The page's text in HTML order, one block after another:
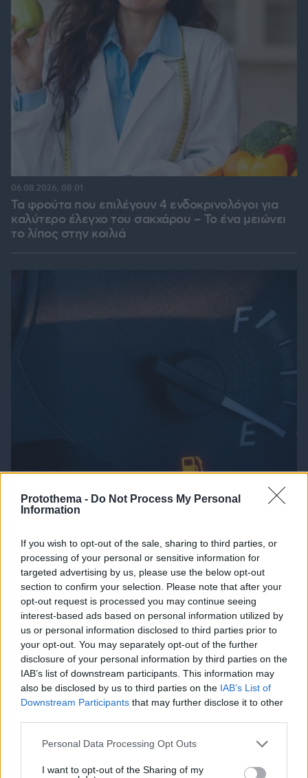
Protothema - Do Not Process My Personal
Information
If you wish to opt-out of the sale, sharing to third parties, or
processing of your personal or sensitive information for
targeted advertising by us, please use the below opt-out
section to confirm your selection. Please note that after your
opt-out request is processed you may continue seeing
interest-based ads based on personal information utilized by
us or personal information disclosed to third parties prior to
your opt-out. You may separately opt-out of the further
disclosure of your personal information by third parties on the
IAB’s list of downstream participants. This information may
also be disclosed by us to third parties on the IAB’s List of
Downstream Participants that may further disclose it to other
Please note that this website/app uses one or more Google
not limited to your visit or usage behaviour. You may click to
Personal Data Processing Opt Outs
I want to opt-out of the Sharing of my
Τα φρούτα που επιλέγουν 4 ενδοκρινολόγοι για
καλύτερο έλεγχο του σακχάρου – Το ένα μειώνει
το λίπος στην κοιλιά
06.08.2026, 08:01
Ποιο αυτοκίνητο βενζίνης έκανε 1.980 χλμ με έναν
ανεφοδιασμό;
06.08.2026, 19:12